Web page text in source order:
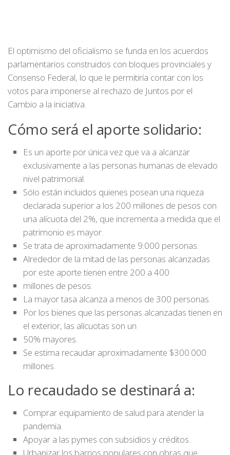
El optimismo del oficialismo se funda en los acuerdos
parlamentarios construidos con bloques provinciales y
Consenso Federal, lo que le permitiría contar con los
votos para imponerse al rechazo de Juntos por el
Cambio a la iniciativa.
Cómo será el aporte solidario:
Es un aporte por única vez que va a alcanzar
exclusivamente a las personas humanas de elevado
nivel patrimonial.
Sólo están incluidos quienes posean una riqueza
declarada superior a los 200 millones de pesos con
una alícuota del 2%, que incrementa a medida que el
patrimonio es mayor.
Se trata de aproximadamente 9.000 personas.
Alrededor de la mitad de las personas alcanzadas
por este aporte tienen entre 200 a 400
millones de pesos.
La mayor tasa alcanza a menos de 300 personas.
Por los bienes que las personas alcanzadas tienen en
el exterior, las alícuotas son un
50% mayores.
Se estima recaudar aproximadamente $300.000
millones.
Lo recaudado se destinará a:
Comprar equipamiento de salud para atender la
pandemia.
Apoyar a las pymes con subsidios y créditos.